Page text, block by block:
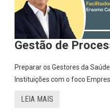
Gestão de
Preparar os Gestores da
Instituições com o foco
LEIA MAIS